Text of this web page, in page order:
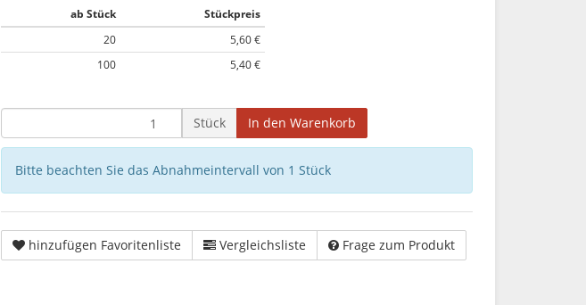
ab Stück
Stückpreis
20
5,60 €
100
5,40 €
Stück In den Warenkorb
Bitte beachten Sie das Abnahmeintervall von 1 Stück
hinzufügen Favoritenliste Vergleichsliste Frage zum Produkt